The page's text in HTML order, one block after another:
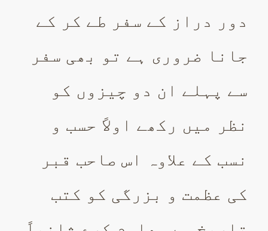
دور دراز کے سفر طے کر کے
جانا ضروری ہے تو بھی سفر
سے پہلے ان دو چیزوں کو
نظر میں رکھے اولاً حسب و
نسب کے علاوہ اس صاحب قبر
کی عظمت و بزرگی کو کتب